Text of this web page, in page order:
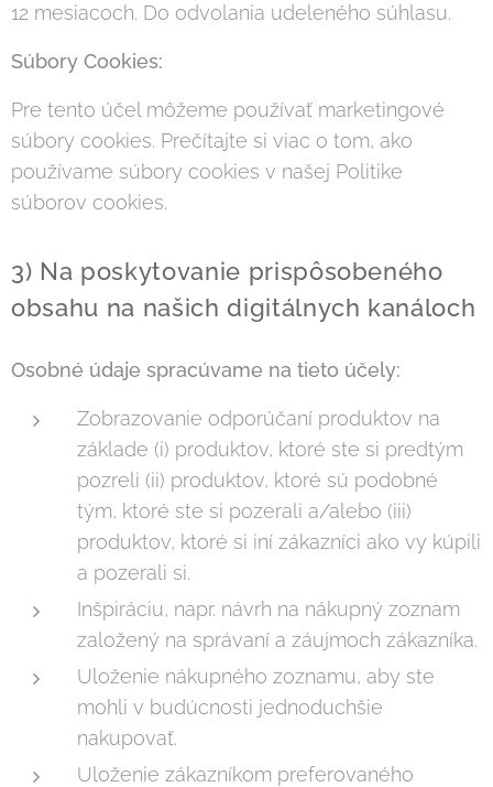
12 mesiacoch. Do odvolania udeleného súhlasu.
Súbory Cookies:
Pre tento účel môžeme používať marketingové
súbory cookies. Prečítajte si viac o tom, ako
používame súbory cookies v našej Politike
súborov cookies.
3) Na poskytovanie prispôsobeného
obsahu na našich digitálnych kanáloch
Osobné údaje spracúvame na tieto účely:
Zobrazovanie odporúčaní produktov na
základe (i) produktov, ktoré ste si predtým
pozreli (ii) produktov, ktoré sú podobné
tým, ktoré ste si pozerali a/alebo (iii)
produktov, ktoré si iní zákazníci ako vy kúpili
a pozerali si.
Inšpiráciu, napr. návrh na nákupný zoznam
založený na správaní a záujmoch zákazníka.
Uloženie nákupného zoznamu, aby ste
mohli v budúcnosti jednoduchšie
nakupovať.
Uloženie zákazníkom preferovaného